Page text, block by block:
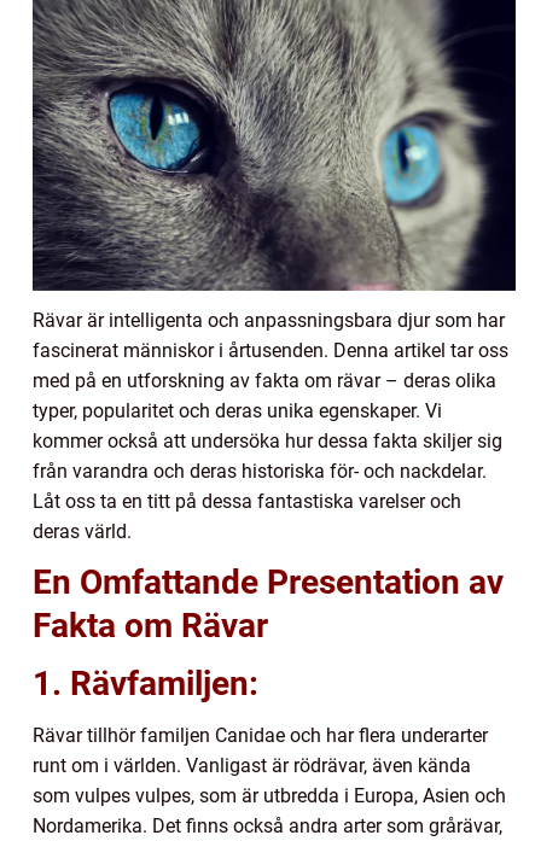
Rävar är intelligenta och anpassningsbara djur som har
fascinerat människor i årtusenden. Denna artikel tar oss
med på en utforskning av fakta om rävar – deras olika
typer, popularitet och deras unika egenskaper. Vi
kommer också att undersöka hur dessa fakta skiljer sig
från varandra och deras historiska för- och nackdelar.
Låt oss ta en titt på dessa fantastiska varelser och
deras värld.
En Omfattande Presentation av
Fakta om Rävar
1. Rävfamiljen:
Rävar tillhör familjen Canidae och har flera underarter
runt om i världen. Vanligast är rödrävar, även kända
som vulpes vulpes, som är utbredda i Europa, Asien och
Nordamerika. Det finns också andra arter som grårävar,